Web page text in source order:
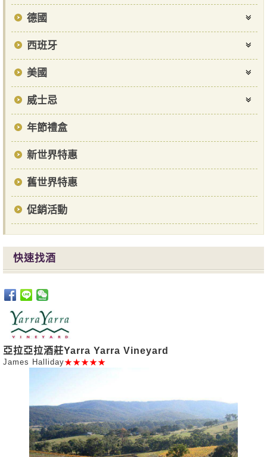
德國
西班牙
美國
威士忌
年節禮盒
新世界特惠
舊世界特惠
促銷活動
快速找酒
亞拉亞拉酒莊Yarra Yarra Vineyard
James Halliday★★★★★